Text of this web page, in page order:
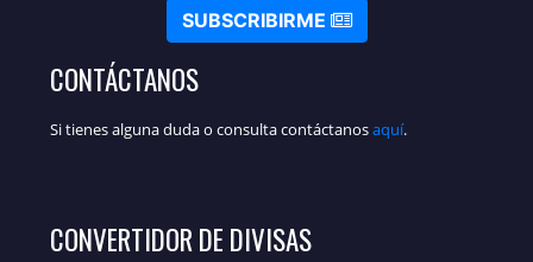
SUBSCRIBIRME
CONTÁCTANOS
Si tienes alguna duda o consulta contáctanosaquí.
CONVERTIDOR DE DIVISAS